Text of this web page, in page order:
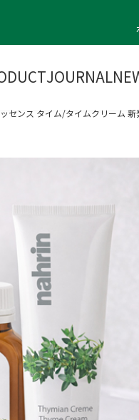
JOURNAL
センス タイム/タイムクリーム 新